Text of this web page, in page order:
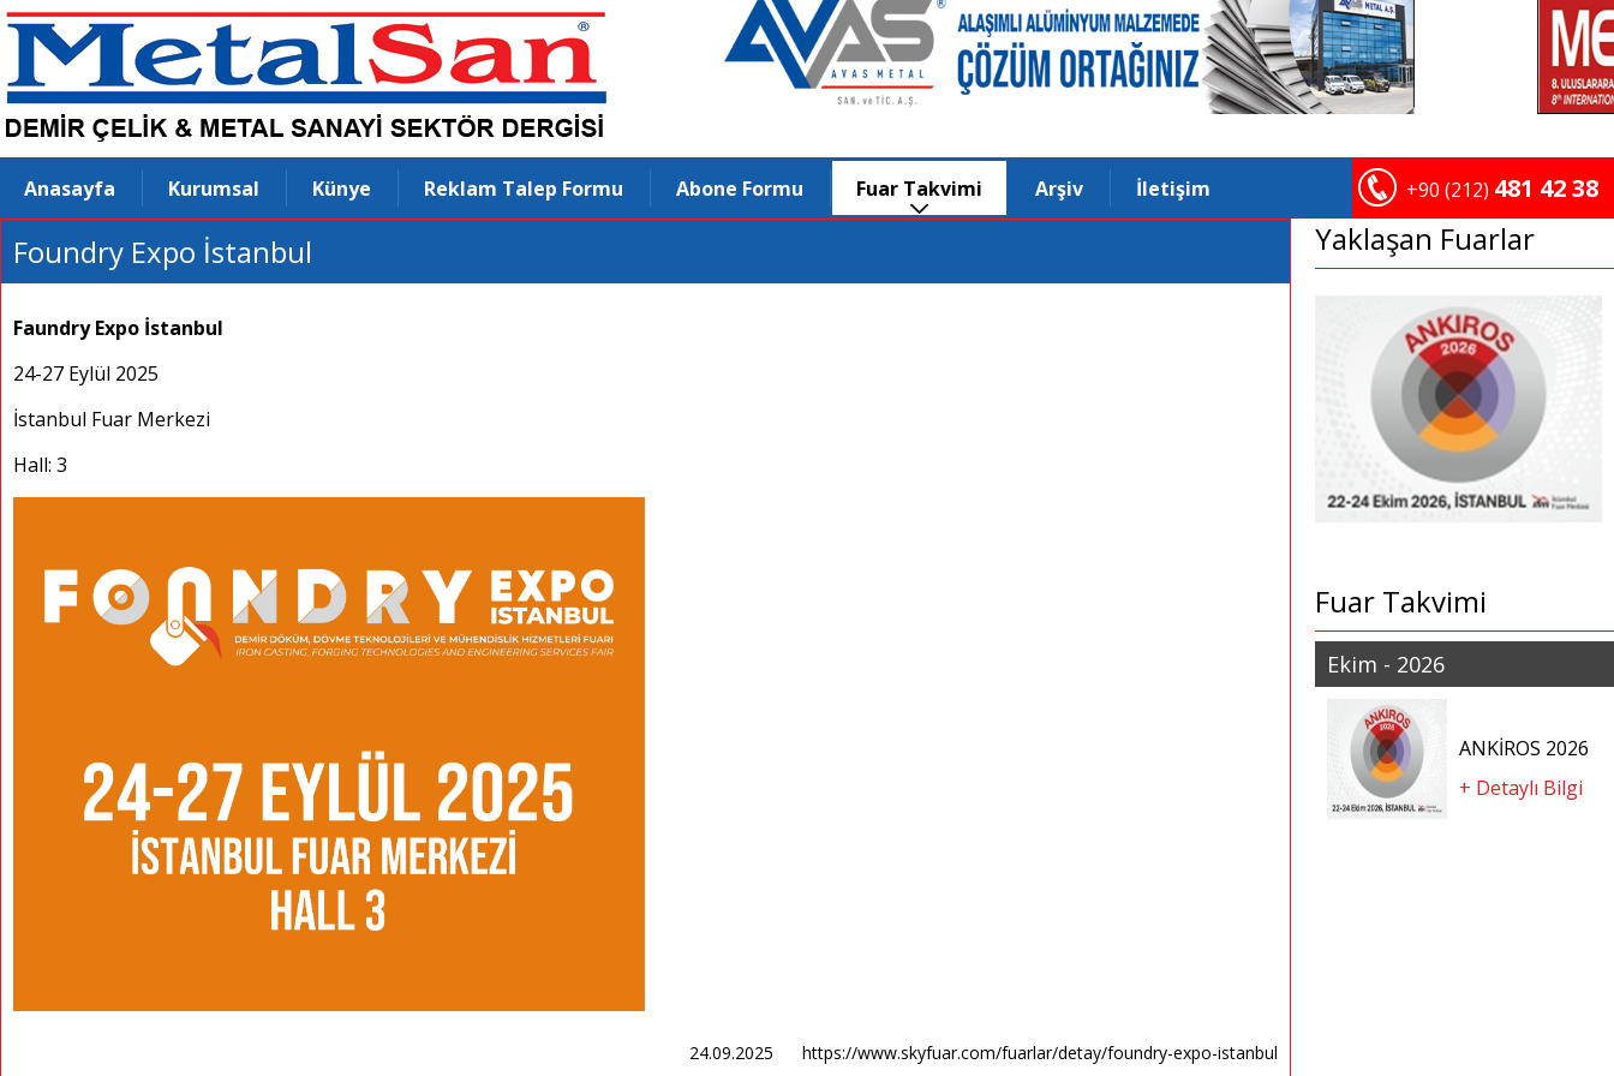
Anasayfa Kurumsal Künye Reklam Talep Formu Abone Formu Fuar Takvimi Arşiv İletişim +90 (212) 481 42 38
Foundry Expo İstanbul
Faundry Expo İstanbul
24-27 Eylül 2025
İstanbul Fuar Merkezi
Hall: 3
24.09.2025 https://www.skyfuar.com/fuarlar/detay/foundry-expo-istanbul
Yaklaşan Fuarlar
Fuar Takvimi
Ekim - 2026
ANKİROS 2026
+ Detaylı Bilgi